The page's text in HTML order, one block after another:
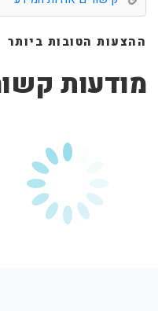
ההצעות הטובות ביותר
מודעות